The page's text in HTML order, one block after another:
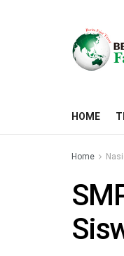
HOME
Home